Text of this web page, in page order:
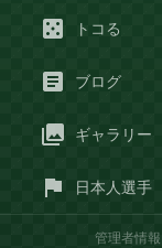
トコる
ブログ
ギャラリー
日本人選手
管理者情報